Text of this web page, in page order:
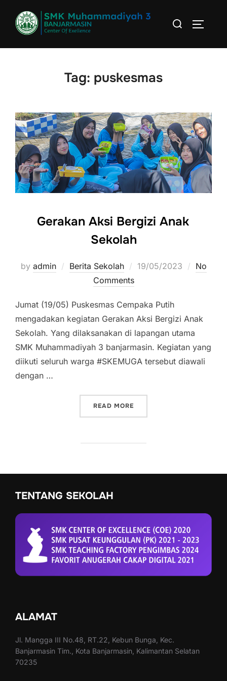
content
Search
Tag: puskesmas
Gerakan Aksi Bergizi Anak
Sekolah
by admin Berita Sekolah
Posted
19/05/2023
No
Comments
Jumat (19/05) Puskesmas Cempaka Putih
mengadakan kegiatan Gerakan Aksi Bergizi Anak
Sekolah. Yang dilaksanakan di lapangan utama
SMK Muhammadiyah 3 banjarmasin. Kegiatan yang
diikuti seluruh warga #SKEMUGA tersebut diawali
dengan …
READ MORE
TENTANG SEKOLAH
ALAMAT
Jl. Mangga III No.48, RT.22, Kebun Bunga, Kec.
Banjarmasin Tim., Kota Banjarmasin, Kalimantan Selatan
70235